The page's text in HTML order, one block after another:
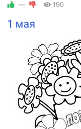
— 190
1 мая